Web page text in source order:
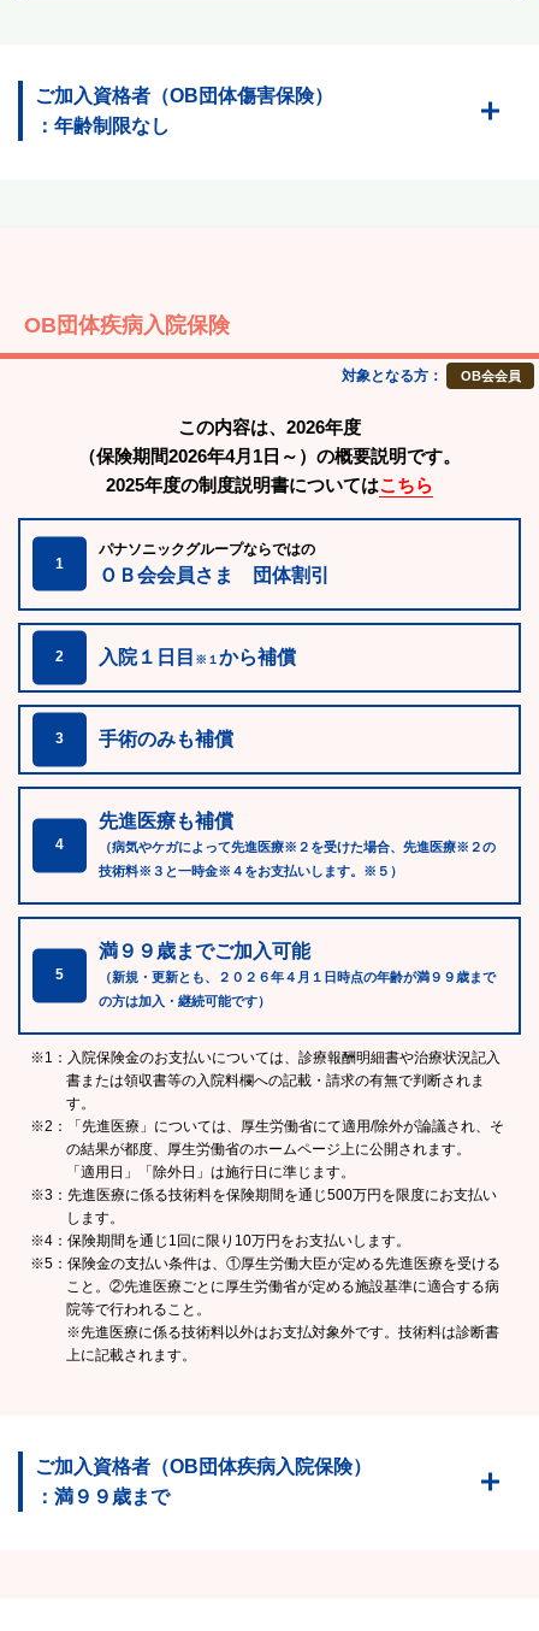
ご加入資格者（OB団体傷害保険）
：年齢制限なし
OB団体疾病入院保険
対象となる方： OB会会員
この内容は、2026年度
（保険期間2026年4月1日～）の概要説明です。
2025年度の制度説明書についてはこちら
1
パナソニックグループならではの
ＯＢ会会員さま 団体割引
2 入院１日目 ※１ から補償
3 手術のみも補償
4
先進医療も補償
（病気やケガによって先進医療※２を受けた場合、先進医療※２の
技術料※３と一時金※４をお支払いします。※５）
5
満９９歳までご加入可能
（新規・更新とも、２０２６年４月１日時点の年齢が満９９歳まで
の方は加入・継続可能です）
※1：入院保険金のお支払いについては、診療報酬明細書や治療状況記入
書または領収書等の入院料欄への記載・請求の有無で判断されま
す。
※2：「先進医療」については、厚生労働省にて適用/除外が論議され、そ
の結果が都度、厚生労働省のホームページ上に公開されます。
「適用日」「除外日」は施行日に準じます。
※3：先進医療に係る技術料を保険期間を通じ500万円を限度にお支払い
します。
※4：保険期間を通じ1回に限り10万円をお支払いします。
※5：保険金の支払い条件は、①厚生労働大臣が定める先進医療を受ける
こと。②先進医療ごとに厚生労働省が定める施設基準に適合する病
院等で行われること。
※先進医療に係る技術料以外はお支払対象外です。技術料は診断書
上に記載されます。
ご加入資格者（OB団体疾病入院保険）
：満９９歳まで